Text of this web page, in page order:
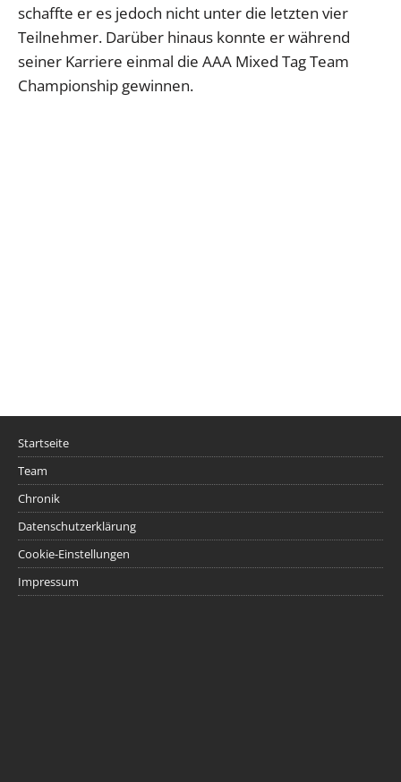
schaffte er es jedoch nicht unter die letzten vier
Teilnehmer. Darüber hinaus konnte er während
seiner Karriere einmal die AAA Mixed Tag Team
Championship gewinnen.
Startseite
Team
Chronik
Datenschutzerklärung
Cookie-Einstellungen
Impressum